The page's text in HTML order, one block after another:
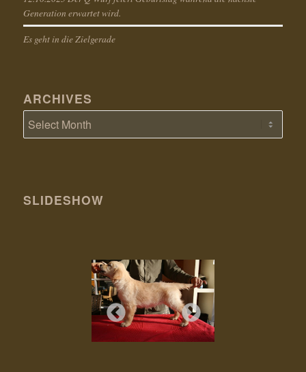
Generation erwartet wird.
Es geht in die Zielgerade
ARCHIVES
SLIDESHOW